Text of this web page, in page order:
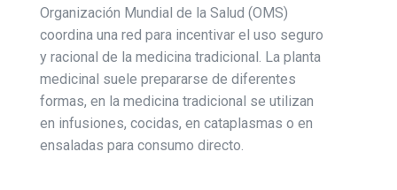
Organización Mundial de la Salud (OMS)
coordina una red para incentivar el uso seguro
y racional de la medicina tradicional. La planta
medicinal suele prepararse de diferentes
formas, en la medicina tradicional se utilizan
en infusiones, cocidas, en cataplasmas o en
ensaladas para consumo directo.